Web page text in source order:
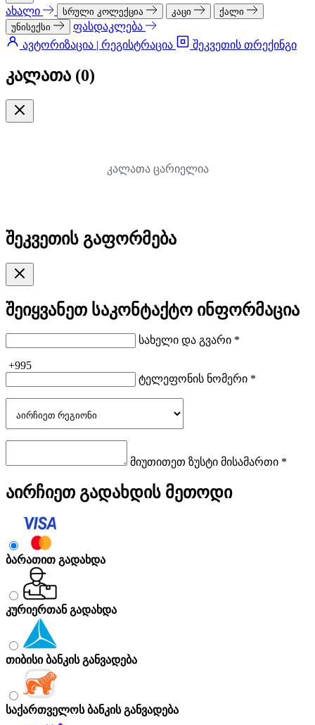
ახალი სრული კოლექცია კაცი
ქალი
უნისექსი
ფასდაკლება
ავტორიზაცია | რეგისტრაცია
შეკვეთის თრექინგი
კალათა (0)
კალათა ცარიელია
შეკვეთის გაფორმება
შეიყვანეთ საკონტაქტო ინფორმაცია
სახელი და გვარი *
+995
ტელეფონის ნომერი *
მიუთითეთ ზუსტი მისამართი *
აირჩიეთ გადახდის მეთოდი
ბარათით გადახდა
კურიერთან გადახდა
თიბისი ბანკის განვადება
საქართველოს ბანკის განვადება